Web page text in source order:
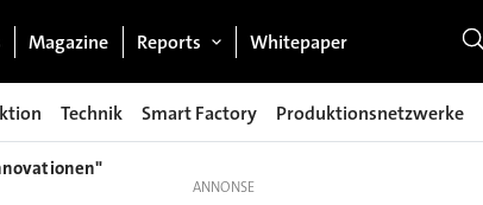
Magazine Reports Whitepaper
Technik Smart Factory Produktionsnetzwerke